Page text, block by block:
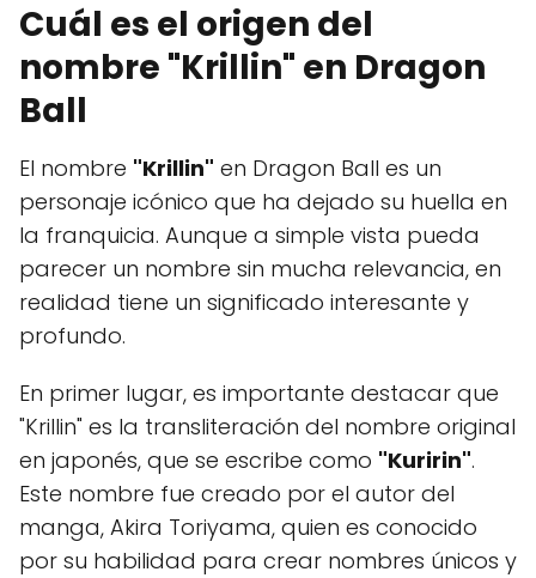
Cuál es el origen del
nombre "Krillin" en Dragon
Ball
El nombre "Krillin" en Dragon Ball es un
personaje icónico que ha dejado su huella en
la franquicia. Aunque a simple vista pueda
parecer un nombre sin mucha relevancia, en
realidad tiene un significado interesante y
profundo.
En primer lugar, es importante destacar que
"Krillin" es la transliteración del nombre original
en japonés, que se escribe como "Kuririn".
Este nombre fue creado por el autor del
manga, Akira Toriyama, quien es conocido
por su habilidad para crear nombres únicos y